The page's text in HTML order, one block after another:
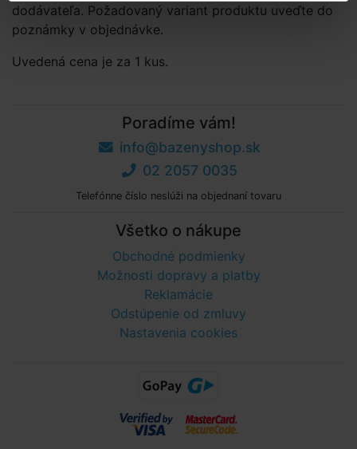
dodávateľa. Požadovaný variant produktu uveďte do
poznámky v objednávke.
Uvedená cena je za 1 kus.
Poradíme vám!
info@bazenyshop.sk
02 2057 0035
Telefónne číslo neslúži na objednaní tovaru
Všetko o nákupe
Obchodné podmienky
Možnosti dopravy a platby
Reklamácie
Odstúpenie od zmluvy
Nastavenia cookies